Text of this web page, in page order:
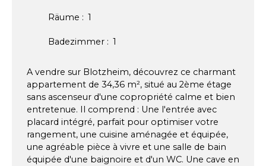
Räume : 1
Badezimmer : 1
A vendre sur Blotzheim, découvrez ce charmant
appartement de 34,36 m², situé au 2ème étage
sans ascenseur d'une copropriété calme et bien
entretenue. Il comprend : Une l'entrée avec
placard intégré, parfait pour optimiser votre
rangement, une cuisine aménagée et équipée,
une agréable pièce à vivre et une salle de bain
équipée d'une baignoire et d'un WC. Une cave en